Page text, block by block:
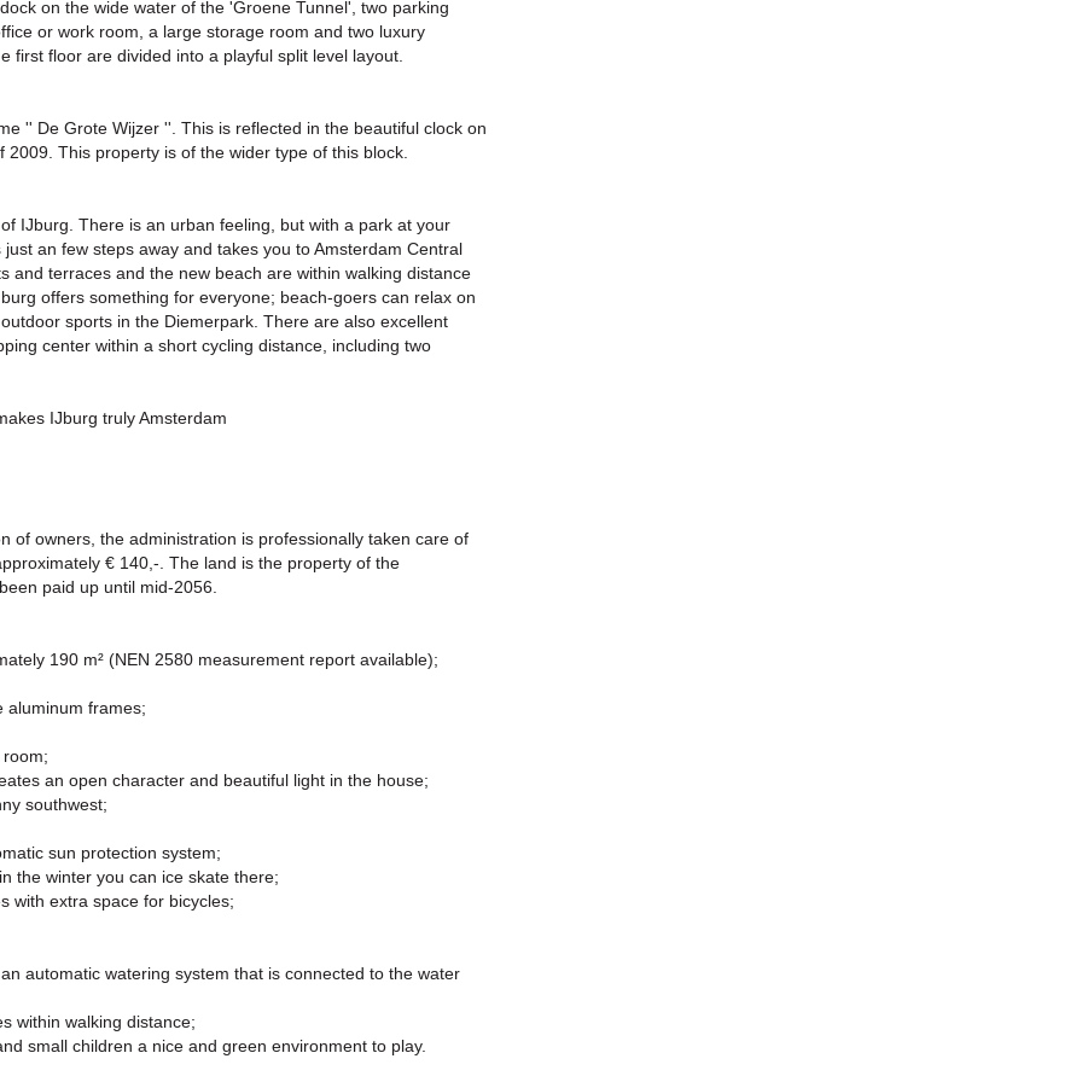
on the wide water of the 'Groene Tunnel', two parking
or work room, a large storage room and two luxury
floor are divided into a playful split level layout.
'' De Grote Wijzer ''. This is reflected in the beautiful clock on
This property is of the wider type of this block.
IJburg. There is an urban feeling, but with a park at your
an few steps away and takes you to Amsterdam Central
and terraces and the new beach are within walking distance
offers something for everyone; beach-goers can relax on
sports in the Diemerpark. There are also excellent
center within a short cycling distance, including two
IJburg truly Amsterdam
of owners, the administration is professionally taken care of
€ 140,-. The land is the property of the
paid up until mid-2056.
190 m² (NEN 2580 measurement report available);
aluminum frames;
an open character and beautiful light in the house;
southwest;
sun protection system;
the winter you can ice skate there;
with extra space for bicycles;
automatic watering system that is connected to the water
within walking distance;
small children a nice and green environment to play.